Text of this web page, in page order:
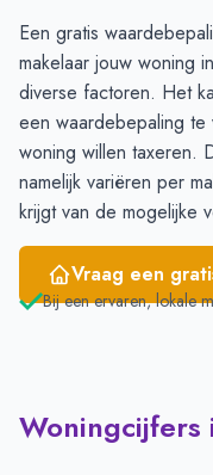
Een gratis
makelaar jouw woning
diverse factoren. Het
een waardebepaling
woning willen taxeren.
namelijk variëren per
krijgt van de mogelijke
Vraag een
Bij een ervaren, lokale
Woningcijfers